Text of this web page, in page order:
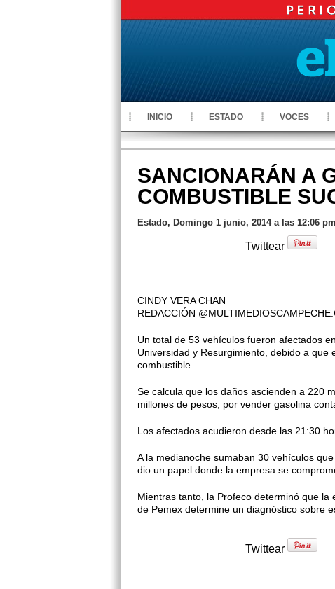
INICIO ESTADO VOCES
SANCIONARÁN A
COMBUSTIBLE
Estado, Domingo 1 junio, 2014 a las 12:06 pm
Twittear
CINDY VERA CHAN
REDACCIÓN
Un total de 53 vehículos fueron afectados
Universidad y Resurgimiento, debido a
combustible.
Se calcula que los daños ascienden a 220
millones de pesos, por vender gasolina
Los afectados acudieron desde las 21:30
A la medianoche sumaban 30 vehículos
dio un papel donde la empresa se
Mientras tanto, la Profeco determinó que
de Pemex determine un diagnóstico sobre
Twittear